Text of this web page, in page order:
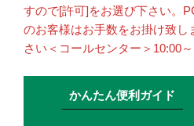
すので[許可]をお選び下さい。
のお客様はお手数をお掛け致し
さい＜コールセンター＞10:00
かんたん便利ガイド